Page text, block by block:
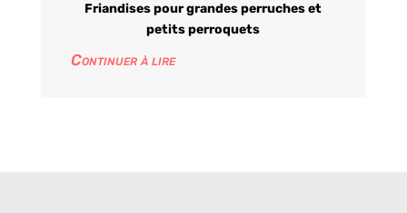
Friandises pour grandes perruches et
petits perroquets
Continuer à lire